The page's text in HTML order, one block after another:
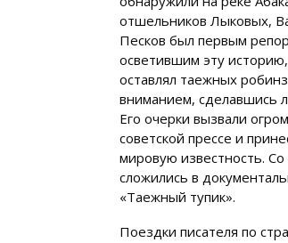
отшельников Лыковых,
Песков был первым
осветившим эту
оставлял таежных
вниманием, сделавшись
Его очерки вызвали
советской прессе и
мировую известность.
сложились в
«Таежный тупик».
Поездки писателя по